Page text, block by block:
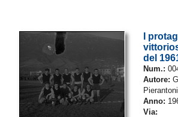
I
del
Num.:
Autore:
Anno:
Via: